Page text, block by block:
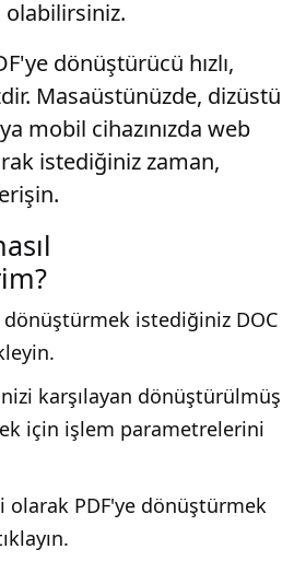
dönüştürücü hızlı,
Masaüstünüzde, dizüstü
mobil cihazınızda web
istediğiniz zaman,
dönüştürmek istediğiniz DOC
karşılayan dönüştürülmüş
için işlem parametrelerini
olarak PDF'ye dönüştürmek